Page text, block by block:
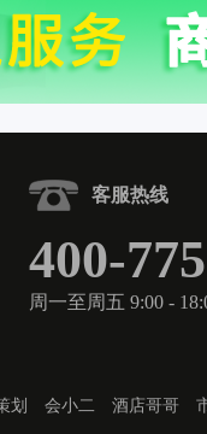
客服热线
400-
周一至周五 9:00 -
划 会小二 酒店哥哥